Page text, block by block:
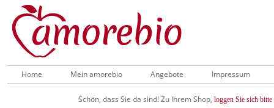
Home Mein amorebio Angebote Impressum
Schön, dass Sie da sind! Zu Ihrem Shop, loggen Sie sich bitte